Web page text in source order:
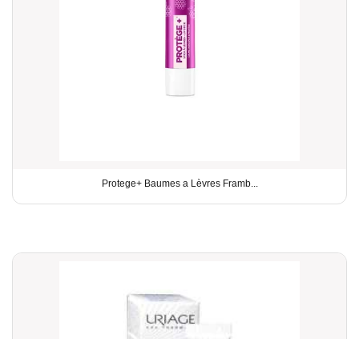
Protege+ Baumes a Lèvres Framb...